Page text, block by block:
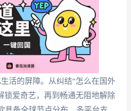
活的屏障。从纠结“怎么在国外
锁爱奇艺，再到畅通无阻地解除